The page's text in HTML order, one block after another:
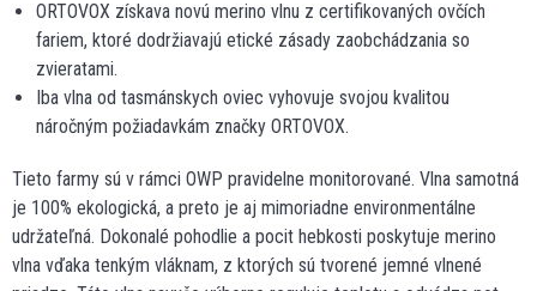
ORTOVOX získava novú merino vlnu z certifikovaných ovčích
fariem, ktoré dodržiavajú etické zásady zaobchádzania so
zvieratami.
Iba vlna od tasmánskych oviec vyhovuje svojou kvalitou
náročným požiadavkám značky ORTOVOX.
Tieto farmy sú v rámci OWP pravidelne monitorované. Vlna samotná
je 100% ekologická, a preto je aj mimoriadne environmentálne
udržateľná. Dokonalé pohodlie a pocit hebkosti poskytuje merino
vlna vďaka tenkým vláknam, z ktorých sú tvorené jemné vlnené